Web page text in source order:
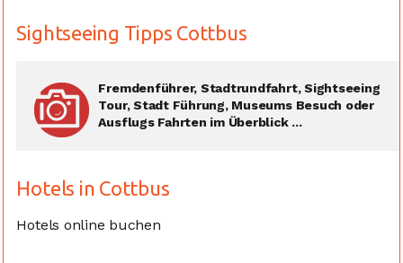
Sightseeing Tipps Cottbus
Fremdenführer, Stadtrundfahrt, Sightseeing
Tour, Stadt Führung, Museums Besuch oder
Ausflugs Fahrten im Überblick ...
Hotels in Cottbus
Hotels online buchen